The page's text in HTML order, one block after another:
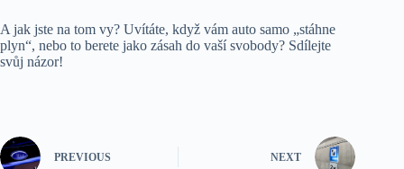
A jak jste na tom vy? Uvítáte, když vám auto samo „stáhne
plyn“, nebo to berete jako zásah do vaší svobody? Sdílejte
svůj názor!
PREVIOUS NEXT